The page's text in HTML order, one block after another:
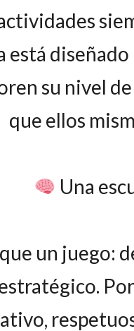
su nivel
que ellos
Una
un juego: